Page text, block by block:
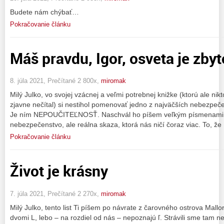
Budete nám chýbať…
Pokračovanie článku
Máš pravdu, Igor, osveta je
8. júla 2021, Prečítané 2 800x, miromak
Milý Julko, vo svojej vzácnej a veľmi potrebnej knižke (ktorú ale
zjavne nečítal) si nestihol pomenovať jedno z najväčších
Je ním NEPOUČITEĽNOSŤ. Naschvál ho píšem veľkým
nebezpečenstvo, ale reálna skaza, ktorá nás ničí čoraz viac. To,
Pokračovanie článku
Život je krásny
7. júla 2021, Prečítané 2 270x, miromak
Milý Julko, tento list Ti píšem po návrate z čarovného ostrova
dvomi L, lebo – na rozdiel od nás – nepoznajú ľ. Strávili sme tam